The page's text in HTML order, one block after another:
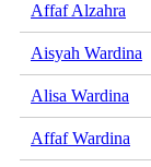
Affaf Alzahra
Aisyah Wardina
Alisa Wardina
Affaf Wardina